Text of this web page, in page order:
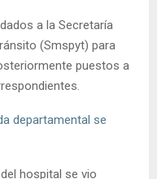
a la Secretaría
(Smspyt) para
puestos a
departamental se
hospital se vio